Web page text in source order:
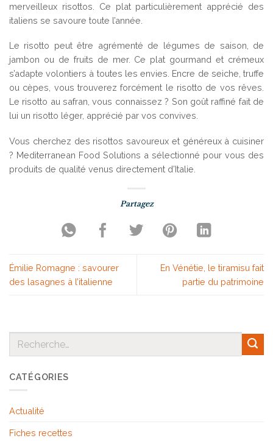
merveilleux risottos. Ce plat particulièrement apprécié des
italiens se savoure toute l’année.
Le risotto peut être agrémenté de légumes de saison, de
jambon ou de fruits de mer. Ce plat gourmand et crémeux
s’adapte volontiers à toutes les envies. Encre de seiche, truffe
ou cèpes, vous trouverez forcément le risotto de vos rêves.
Le risotto au safran, vous connaissez ? Son goût raffiné fait de
lui un risotto léger, apprécié par vos convives.
Vous cherchez des risottos savoureux et généreux à cuisiner
? Mediterranean Food Solutions a sélectionné pour vous des
produits de qualité venus directement d’Italie.
Émilie Romagne : savourer
des lasagnes à l’italienne
En Vénétie, le tiramisu fait
partie du patrimoine
CATÉGORIES
Actualité
Fiches recettes